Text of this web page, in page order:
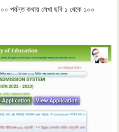
পর্যন্ত কথায় লেখা ছবি ১ থেকে ১০০